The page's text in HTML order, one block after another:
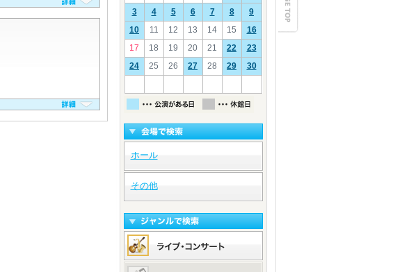
3
4 5 6 7 8
9
10
11 12 13 14 15
16
17
18 19 20 21 22
23
24
25 26 27 28 29 30
ホール
その他